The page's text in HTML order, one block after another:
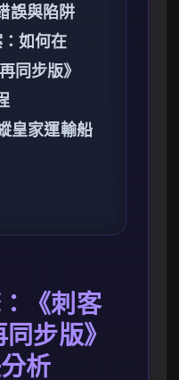
誤與陷阱
如何在
同步版》
皇家運輸船
《刺客
步版》
析